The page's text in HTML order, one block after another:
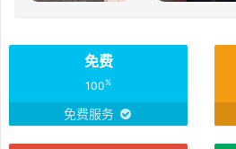
免费
100%
免费服务